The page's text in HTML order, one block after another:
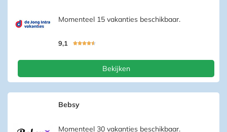
Momenteel 15 vakanties beschikbaar.
9,1 
Bekijken
Bebsy
Momenteel 30 vakanties beschikbaar.